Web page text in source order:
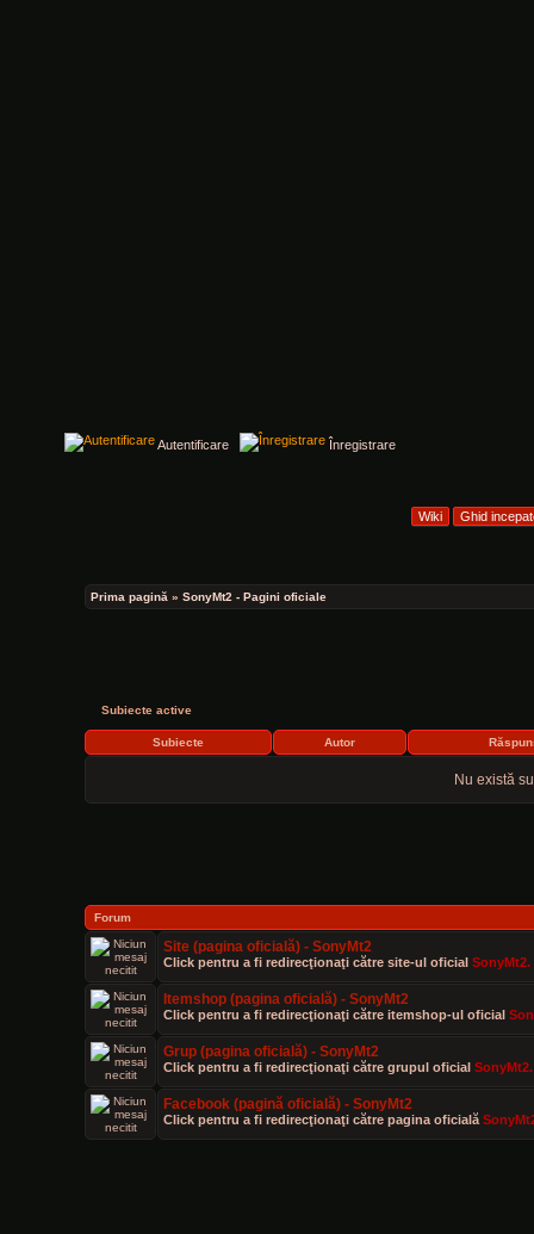
Autentificare Înregistrare
Prima pagină » SonyMt2 - Pagini oficiale
Subiecte active
Subiecte Autor
Nu există
Forum
Site (pagina oficială) - SonyMt2
Click pentru a fi redirecţionaţi către site-ul oficial SonyMt2.
Itemshop (pagina oficială) - SonyMt2
Click pentru a fi redirecţionaţi către itemshop-ul oficial
Grup (pagina oficială) - SonyMt2
Click pentru a fi redirecţionaţi către grupul oficial SonyMt2.
Facebook (pagină oficială) - SonyMt2
Click pentru a fi redirecţionaţi către pagina oficială